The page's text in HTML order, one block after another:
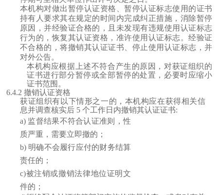
本机构对做出暂停认证资格、暂停认证标志使用的证书
持有人要求其在规定的时间内完成纠正措施，消除暂停
原因，并经验证合格的，且未发现有违规使用认证标志
行为的，恢复其认证资格，准许使用认证标志。经验证
不合格的，将撤销其认证证书、停止使用认证标志，并
对外公告。
本机构应根据上述不符合产生的原因，对获证组织的
证书进行部分暂停或全部暂停的处置，必要时应缩小
证书范围。
6.4.2 撤销认证资格
获证组织有以下情形之一的，本机构应在获得相关信
息并调查核实后 5 个工作日内撤销其认证证书:
a) 监督结果不符合认证准则，性
质严重，需要立即撤的；
b) 明确不会履行应付的财务结算
责任的；
c)被注销或撤销法律地位证明文
件的；